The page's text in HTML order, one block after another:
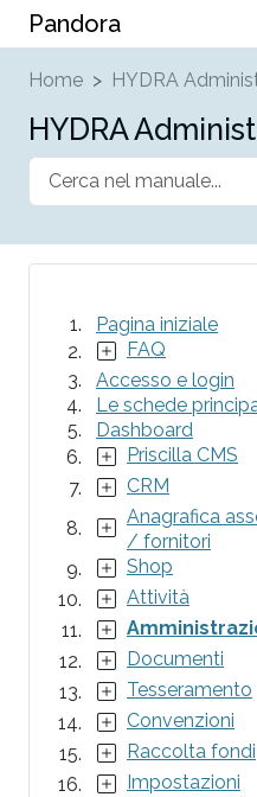
Pandora
Home HYDRA
HYDRA
Pagina iniziale
FAQ
Accesso e login
Le schede
Dashboard
Priscilla CMS
CRM
Anagrafica
/ fornitori
Shop
Attività
Documenti
Tesseramento
Convenzioni
Raccolta fondi
Impostazioni